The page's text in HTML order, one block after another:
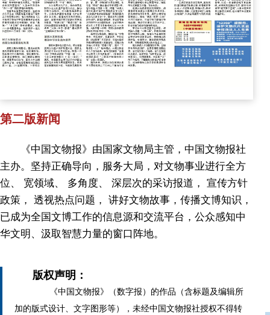
第二版新闻
《中国文物报》由国家文物局主管，中国文物报社
主办。坚持正确导向，服务大局，对文物事业进行全方
位、 宽领域、 多角度、 深层次的采访报道， 宣传方针
政策， 透视热点问题， 讲好文物故事，传播文博知识，
已成为全国文博工作的信息源和交流平台，公众感知中
华文明、汲取智慧力量的窗口阵地。
版权声明：
《中国文物报》（数字报）的作品（含标题及编辑所
加的版式设计、文字图形等），未经中国文物报社授权不得转